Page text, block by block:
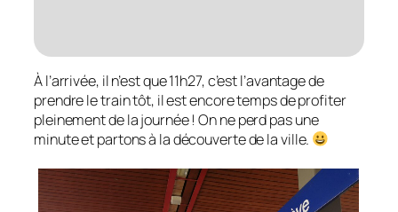
À l’arrivée, il n’est que 11h27, c’est l’avantage de
prendre le train tôt, il est encore temps de profiter
pleinement de la journée ! On ne perd pas une
minute et partons à la découverte de la ville.